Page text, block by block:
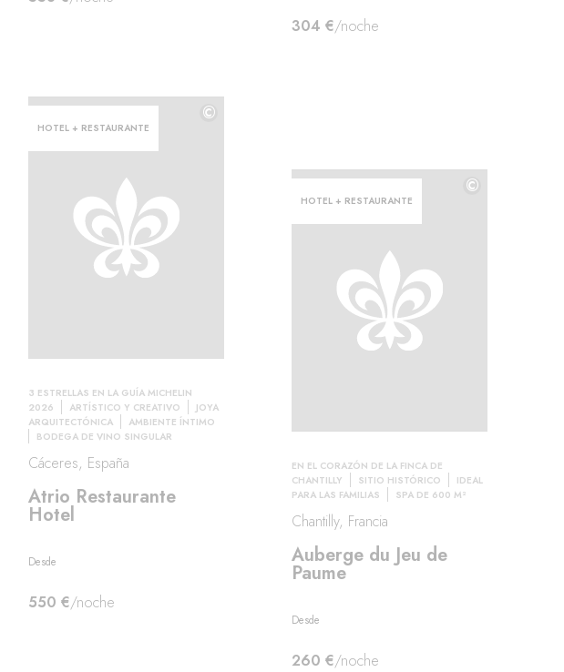
304 €/noche
HOTEL + RESTAURANTE
©
3 ESTRELLAS EN LA GUÍA MICHELIN
2026
ARTÍSTICO Y CREATIVO
JOYA
ARQUITECTÓNICA
AMBIENTE ÍNTIMO
BODEGA DE VINO SINGULAR
Cáceres, España
Atrio Restaurante
Hotel
Desde
550 €/noche
HOTEL + RESTAURANTE
©
EN EL CORAZÓN DE LA FINCA DE
CHANTILLY
SITIO HISTÓRICO
IDEAL
PARA LAS FAMILIAS
SPA DE 600 M²
Chantilly, Francia
Auberge du Jeu de
Paume
Desde
260 €/noche